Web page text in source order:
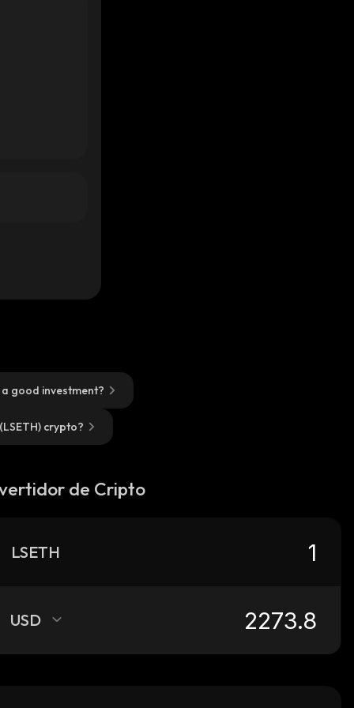
a good investment?
crypto?
de Cripto
LSETH
USD